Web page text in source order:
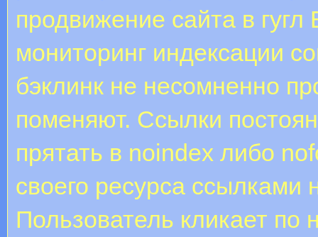
продвижение сайта в
мониторинг индексации
бэклинк не несомненно
поменяют. Ссылки
прятать в noindex либо
своего ресурса ссылками
Пользователь кликает по